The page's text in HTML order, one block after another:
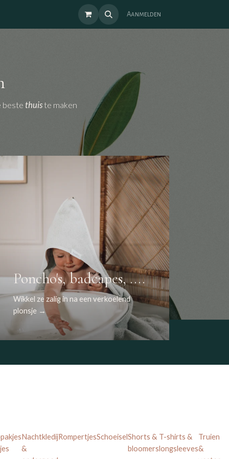
Aanmelden
beste thuis te maken
Poncho's, badcapes, ....
Wikkel ze zalig in na een verkoelend
plonsje →
Nachtkledij
&
RompertjesSchoeiselShorts &
bloomers
T-shirts &
longsleeves
Truien
&